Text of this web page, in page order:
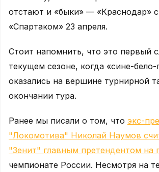
отстают и «быки» — «Краснодар»
«Спартаком» 23 апреля.
Стоит напомнить, что это первый
текущем сезоне, когда «сине-бело-
оказались на вершине турнирной
окончании тура.
Ранее мы писали о том, что экс-
"Локомотива" Николай Наумов
"Зенит" главным претендентом на
чемпионате России. Несмотря на